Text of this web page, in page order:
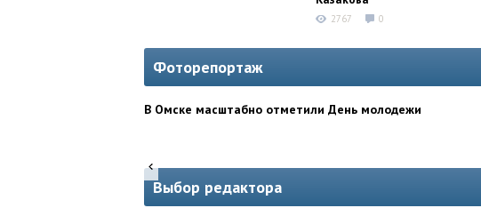
2767 0
Фоторепортаж
В Омске масштабно отметили День молодежи
Выбор редактора